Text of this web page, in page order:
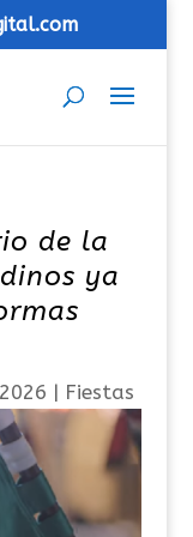
de la
ya
| Fiestas